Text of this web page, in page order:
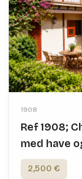
1908
Ref 1908;
med have
2,500 €